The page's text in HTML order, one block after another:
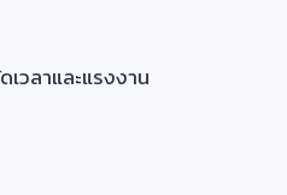
วลาและแรงงาน